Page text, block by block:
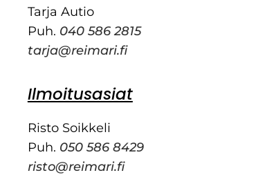
Tarja Autio
Puh. 040 586 2815
tarja@reimari.fi
Ilmoitusasiat
Risto Soikkeli
Puh. 050 586 8429
risto@reimari.fi